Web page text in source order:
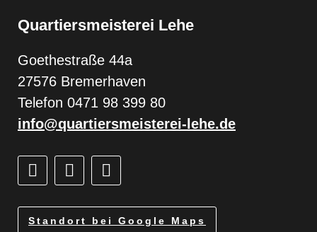
Quartiersmeisterei Lehe
Goethestraße 44a
27576 Bremerhaven
Telefon 0471 98 399 80
info@quartiersmeisterei-lehe.de
Standort bei Google Maps